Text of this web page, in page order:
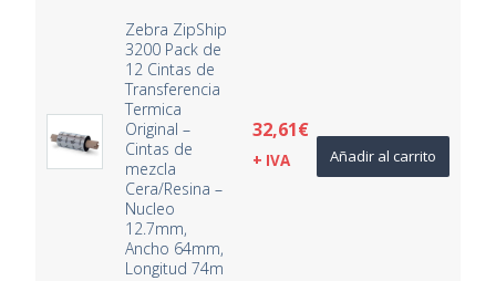
Zebra ZipShip
3200 Pack de
12 Cintas de
Transferencia
Termica
Original –
Cintas de
mezcla
Cera/Resina –
Nucleo
12.7mm,
Ancho 64mm,
Longitud 74m
32,61€
+ IVA Añadir al carrito